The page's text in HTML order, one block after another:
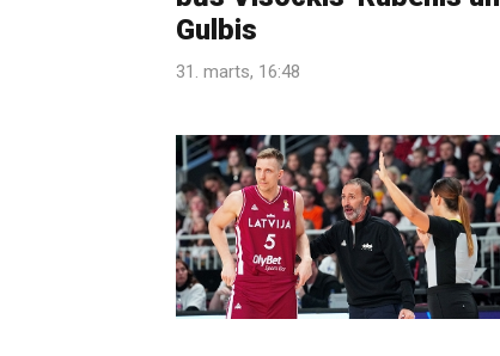
Gulbis
31. marts, 16:48